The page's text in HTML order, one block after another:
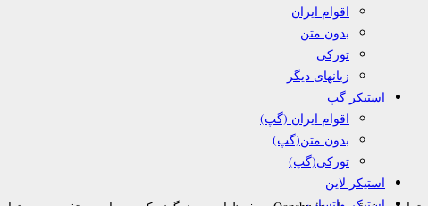
اقوام ایران
بدون متن
تورکی
زبانهای دیگر
استیکر گپ
اقوام ایران (گپ)
بدون متن(گپ)
تورکی(گپ)
استیکر لاین